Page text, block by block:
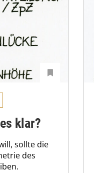
klar?
sollte die
des